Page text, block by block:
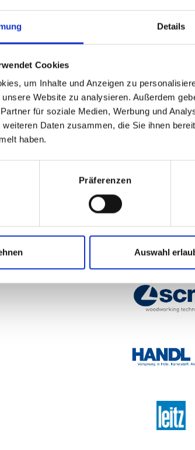
Details
Cookies
um Inhalte und Anzeigen zu
unsere Website zu analysieren. Außerdem
für soziale Medien, Werbung und
Daten zusammen, die Sie ihnen
haben.
Präferenzen
Auswahl